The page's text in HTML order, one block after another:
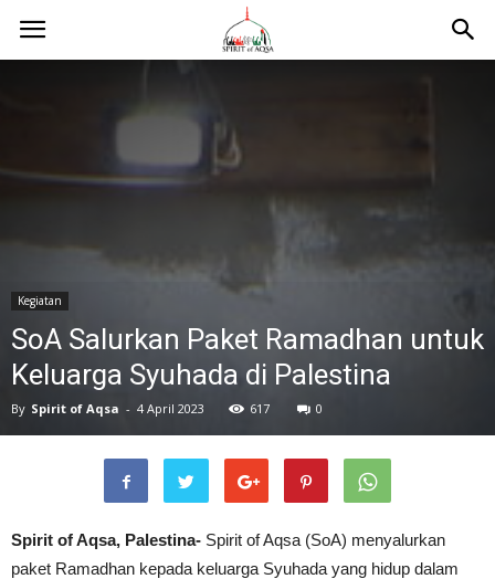
Kegiatan
SoA Salurkan Paket Ramadhan untuk
Keluarga Syuhada di Palestina
By Spirit of Aqsa - 4 April 2023 617 0
Spirit of Aqsa, Palestina- Spirit of Aqsa (SoA) menyalurkan
paket Ramadhan kepada keluarga Syuhada yang hidup dalam